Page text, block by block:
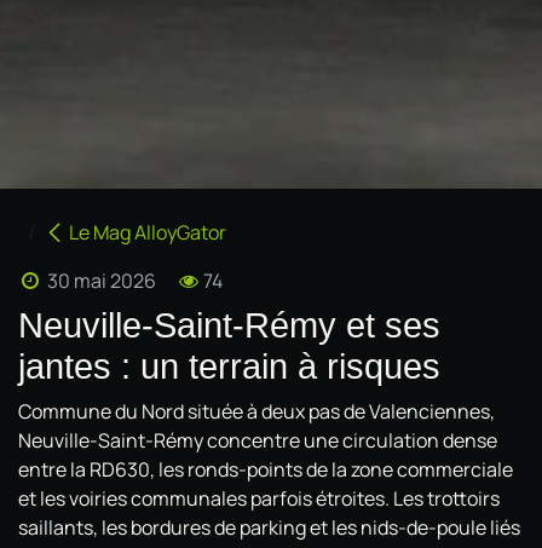
Le Mag AlloyGator
30 mai 2026
74
Neuville-Saint-Rémy et ses
jantes : un terrain à risques
Commune du Nord située à deux pas de Valenciennes,
Neuville-Saint-Rémy concentre une circulation dense
entre la RD630, les ronds-points de la zone commerciale
et les voiries communales parfois étroites. Les trottoirs
saillants, les bordures de parking et les nids-de-poule liés